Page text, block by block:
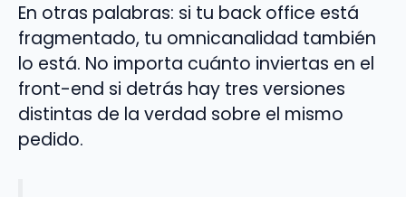
En otras palabras: si tu back office está
fragmentado, tu omnicanalidad también
lo está. No importa cuánto inviertas en el
front-end si detrás hay tres versiones
distintas de la verdad sobre el mismo
pedido.